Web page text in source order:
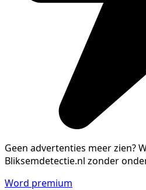
Geen advertenties meer zien?
Bliksemdetectie.nl zonder
Word premium